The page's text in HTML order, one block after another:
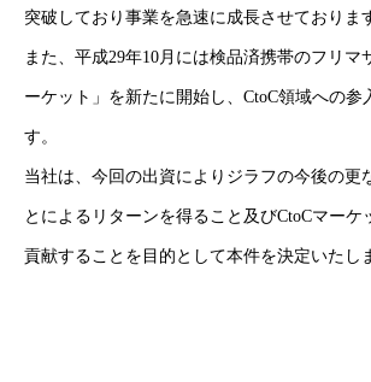
突破しており事業を急速に成長させておりま
また、平成29年10月には検品済携帯のフリマ
ーケット」を新たに開始し、CtoC領域への参
す。
当社は、今回の出資によりジラフの今後の更
とによるリターンを得ること及びCtoCマーケ
貢献することを目的として本件を決定いたし